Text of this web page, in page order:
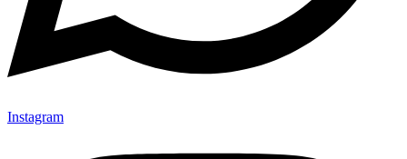
Instagram